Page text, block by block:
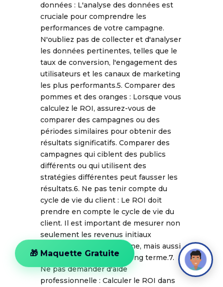
données : L'analyse des données est
cruciale pour comprendre les
performances de votre campagne.
N'oubliez pas de collecter et d'analyser
les données pertinentes, telles que le
taux de conversion, l'engagement des
utilisateurs et les canaux de marketing
les plus performants.5. Comparer des
pommes et des oranges : Lorsque vous
calculez le ROI, assurez-vous de
comparer des campagnes ou des
périodes similaires pour obtenir des
résultats significatifs. Comparer des
campagnes qui ciblent des publics
différents ou qui utilisent des
stratégies différentes peut fausser les
résultats.6. Ne pas tenir compte du
cycle de vie du client : Le ROI doit
prendre en compte le cycle de vie du
client. Il est important de mesurer non
seulement les revenus initiaux
générés par une campagne, mais aussi
la valeur du client sur le long terme.7.
Ne pas demander d'aide
professionnelle : Calculer le ROI dans
🎁 Maquette Gratuite